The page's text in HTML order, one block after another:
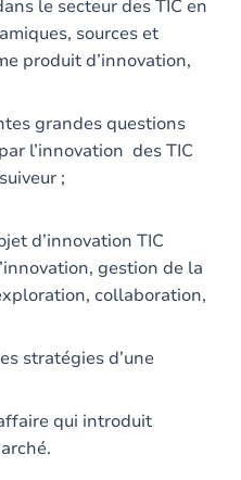
le secteur des TIC en
sources et
produit d’innovation,
grandes questions
l’innovation des TIC
;
d’innovation TIC
gestion de la
collaboration,
stratégies d’une
qui introduit